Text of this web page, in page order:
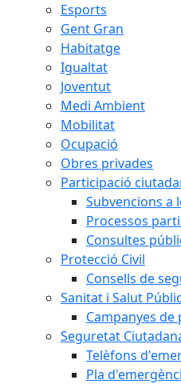
Esports
Gent Gran
Habitatge
Igualtat
Joventut
Medi Ambient
Mobilitat
Ocupació
Obres privades
Participació
Subvencions a
Processos
Consultes
Protecció Civil
Consells de
Sanitat i Salut
Campanyes
Seguretat
Telèfons
Pla